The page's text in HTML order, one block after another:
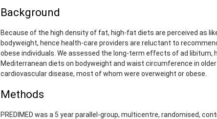
Background
Because of the high density of fat, high-fat diets are perceived as
bodyweight, hence health-care providers are reluctant to
obese individuals. We assessed the long-term effects of ad libitum,
Mediterranean diets on bodyweight and waist circumference in
cardiovascular disease, most of whom were overweight or obese.
Methods
PREDIMED was a 5 year parallel-group, multicentre, randomised,